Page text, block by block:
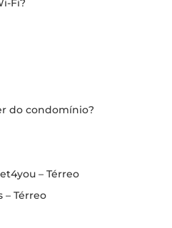
do condomínio?
– Térreo
– Térreo